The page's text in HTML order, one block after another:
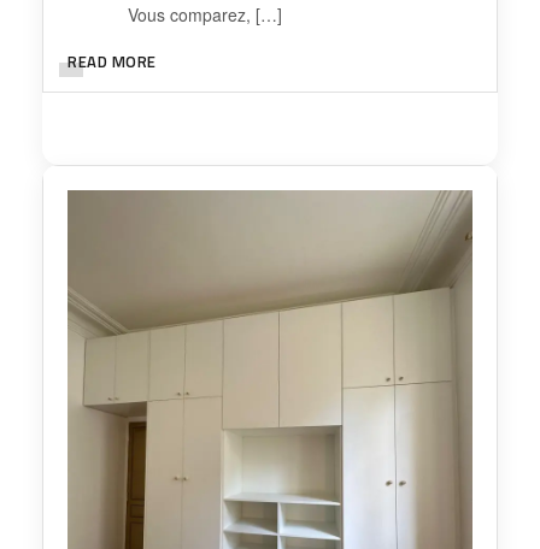
Vous comparez, […]
READ MORE